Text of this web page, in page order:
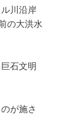
川沿岸
の大洪水
石文明
が施さ